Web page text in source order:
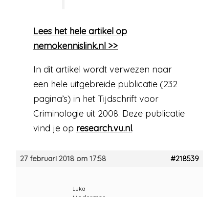
Lees het hele artikel op
nemokennislink.nl >>
In dit artikel wordt verwezen naar
een hele uitgebreide publicatie (232
pagina’s) in het Tijdschrift voor
Criminologie uit 2008. Deze publicatie
vind je op research.vu.nl.
27 februari 2018 om 17:58 #218539
Luka